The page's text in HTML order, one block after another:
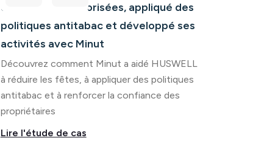
de fêtes non autorisées, appliqué des
politiques antitabac et développé ses
activités avec Minut
Découvrez comment Minut a aidé HUSWELL
à réduire les fêtes, à appliquer des politiques
antitabac et à renforcer la confiance des
propriétaires
Lire l'étude de cas